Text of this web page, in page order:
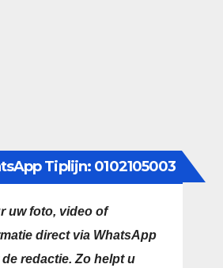
Tiplijn: 0102105003
uw foto, video of
direct via WhatsApp
redactie. Zo helpt u